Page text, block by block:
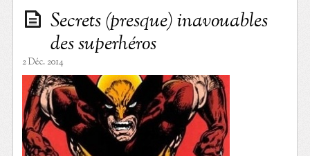
Secrets (presque) inavouables
des superhéros
2 Déc. 2014